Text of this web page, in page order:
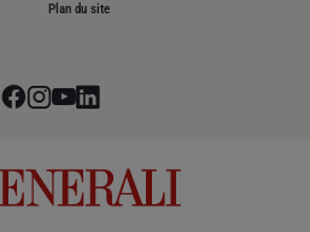
Plan du site
Aller sur la page facebook de Generali
Aller sur la page instagram de Generali
Aller sur la page youtube de Generali
Aller sur la page linkedin de